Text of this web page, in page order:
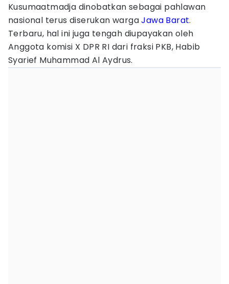
Kusumaatmadja dinobatkan sebagai pahlawan
nasional terus diserukan wargaJawa Barat.
Terbaru, hal ini juga tengah diupayakan oleh
Anggota komisi X DPR RI dari fraksi PKB, Habib
Syarief Muhammad Al Aydrus.